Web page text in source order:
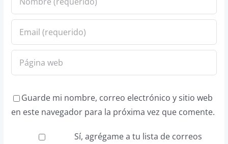
Guarde mi nombre, correo electrónico y sitio web
en este navegador para la próxima vez que comente.
Sí, agrégame a tu lista de correos